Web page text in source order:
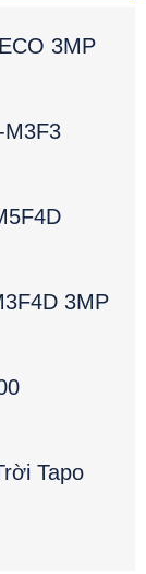
3MP
M3F3
3MP
Tapo